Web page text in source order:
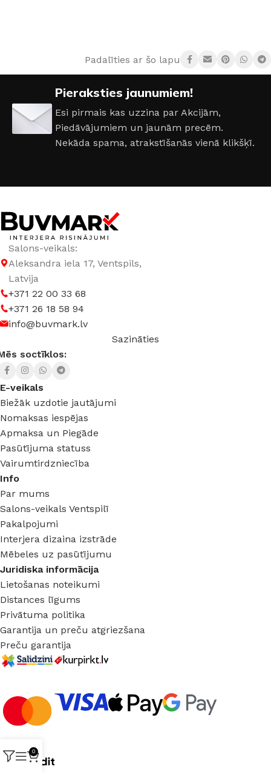
Padalīties ar šo lapu:
Pieraksties jaunumiem!
Esi pirmais kas uzzina par Akcijām,
Piedāvājumiem un jaunām precēm.
Nekāda spama, atrakstīšanās vienā klikšķī.
Salons-veikals:
Aleksandra iela 17, Ventspils,
Latvija
+371 22 00 33 68
+371 26 18 58 94
info@buvmark.lv
Sazināties
soctīklos:
E-veikals
Biežāk uzdotie jautājumi
Nomaksas iespējas
Apmaksa un Piegāde
Pasūtījuma statuss
Vairumtirdzniecība
Info
Par mums
Salons-veikals Ventspilī
Pakalpojumi
Interjera dizaina izstrāde
Mēbeles uz pasūtījumu
Juridiska informācija
Lietošanas noteikumi
Distances līgums
Privātuma politika
Garantija un preču atgriezšana
Preču garantija
0